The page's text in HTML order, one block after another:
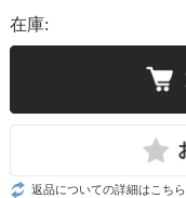
在庫:
返品についての詳細はこちら